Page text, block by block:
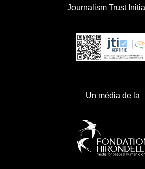
Journalism Trust
Un média de la